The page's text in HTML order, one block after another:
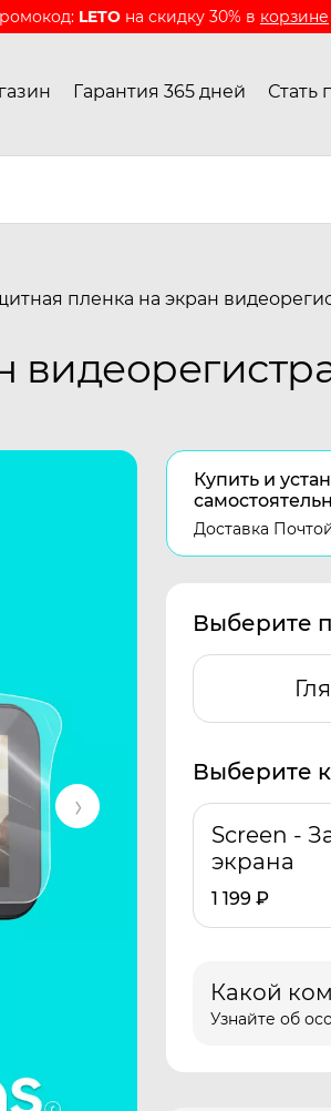
LETO на скидку 30% в корзине
Гарантия 365 дней Стать
пленка на экран
Купить и
Доставка
Выберите
Выберите
Screen -
экрана
1 199 ₽
Какой
Узнайте об